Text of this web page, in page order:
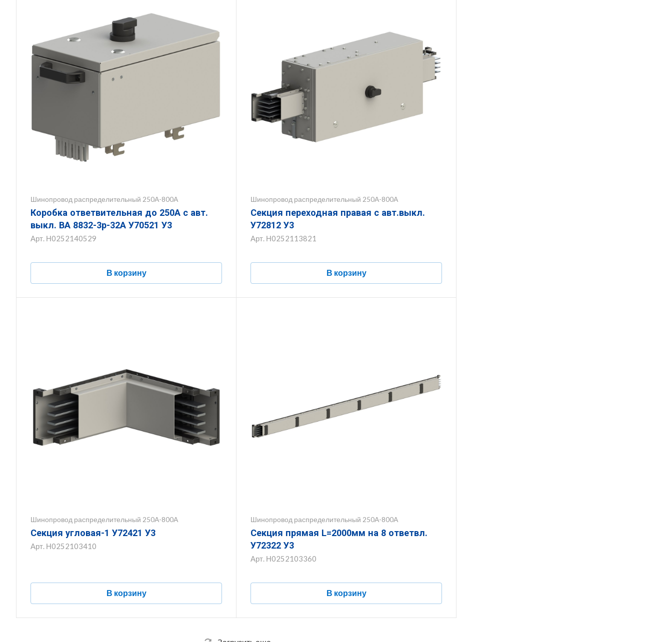
Шинопровод распределительный 250А-800А
Коробка ответвительная до 250А с авт.
выкл. ВА 8832-3р-32А У70521 У3
Арт. Н0252140529
В корзину
Шинопровод распределительный 250А-800А
Секция переходная правая с авт.выкл.
У72812 У3
Арт. Н0252113821
В корзину
Шинопровод распределительный 250А-800А
Секция угловая-1 У72421 У3
Арт. Н0252103410
В корзину
Шинопровод распределительный 250А-800А
Секция прямая L=2000мм на 8 ответвл.
У72322 У3
Арт. Н0252103360
В корзину